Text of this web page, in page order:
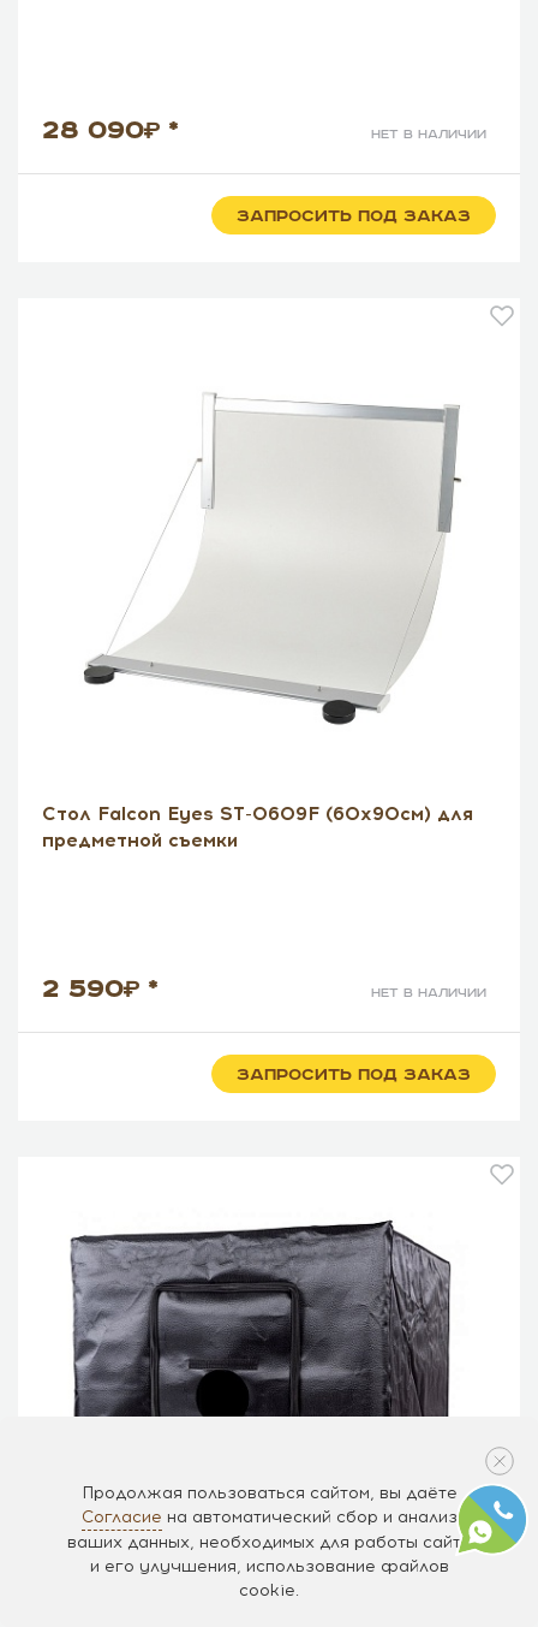
28 090 * нет в наличии
ЗАПРОСИТЬ ПОД ЗАКАЗ
Стол Falcon Eyes ST-0609F (60х90см) для
предметной съемки
2 590 * нет в наличии
ЗАПРОСИТЬ ПОД ЗАКАЗ
Продолжая пользоваться сайтом, вы даёте
Согласие на автоматический сбор и анализ
ваших данных, необходимых для работы сайта
и его улучшения, использование файлов
cookie.